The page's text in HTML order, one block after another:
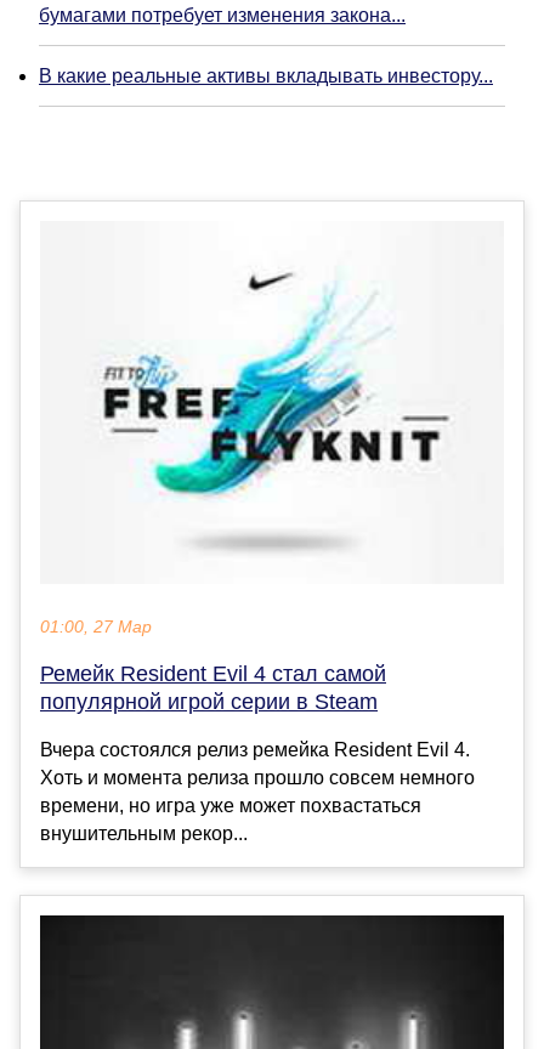
бумагами потребует изменения закона...
В какие реальные активы вкладывать инвестору...
01:00, 27 Мар
Ремейк Resident Evil 4 стал самой
популярной игрой серии в Steam
Вчера состоялся релиз ремейка Resident Evil 4.
Хоть и момента релиза прошло совсем немного
времени, но игра уже может похвастаться
внушительным рекор...